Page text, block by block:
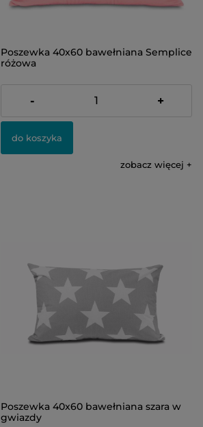
Poszewka 40x60 bawełniana Semplice
różowa
23,00 zł
- +
do koszyka
zobacz więcej
Poszewka 40x60 bawełniana szara w
gwiazdy